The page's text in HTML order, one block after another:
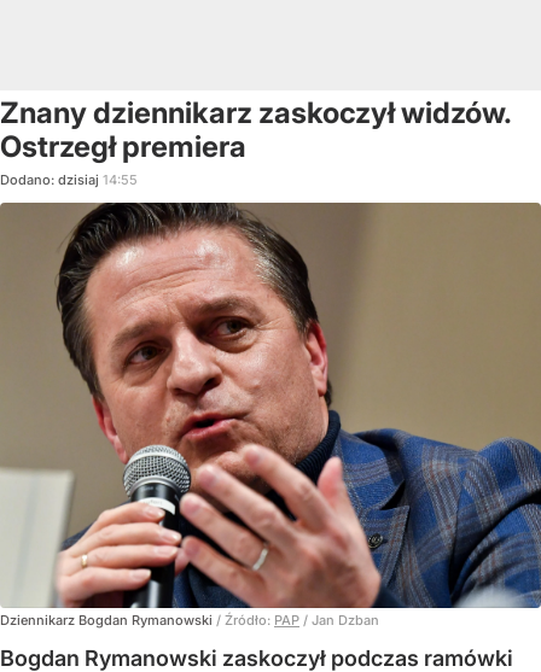
Znany dziennikarz zaskoczył widzów.
Ostrzegł premiera
Dodano: dzisiaj 14:55
Dziennikarz Bogdan Rymanowski / Źródło: PAP / Jan Dzban
Bogdan Rymanowski zaskoczył podczas ramówki